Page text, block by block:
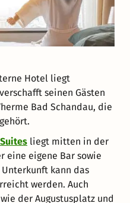
Hotel liegt
seinen Gästen
Bad Schandau, die
liegt mitten in der
eine eigene Bar sowie
kann das
werden. Auch
der Augustusplatz und